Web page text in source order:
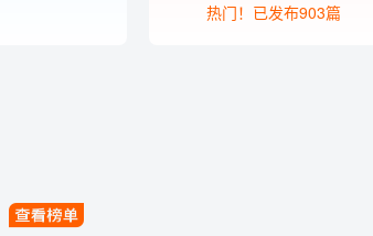
热门！已发布903篇